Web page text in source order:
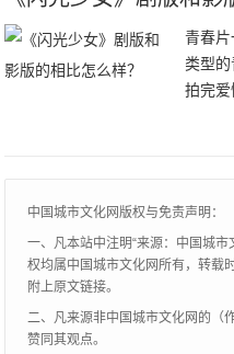
青春
类型的
拍完
的让
中国城市文化网版权与免责声明：
一、凡本站中注明“来源：中国城
权均属中国城市文化网所有，转载
附上原文链接。
二、凡来源非中国城市文化网的（
赞同其观点。